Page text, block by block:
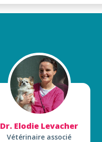
Dr. Elodie Levacher
Vétérinaire associé